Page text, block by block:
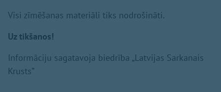
Visi zīmēšanas materiāli tiks nodrošināti.
Uz tikšanos!
Informāciju sagatavoja biedrība „Latvijas Sarkanais
Krusts”